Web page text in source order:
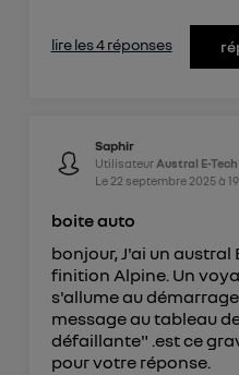
lire les 4 réponses
Saphir
Utilisateur Austral E-
Le 22 septembre 2025à
boite auto
bonjour, J'ai un
finition Alpine. Un
s'allume au
message au tableau
défaillante" .est ce
pour votre réponse.